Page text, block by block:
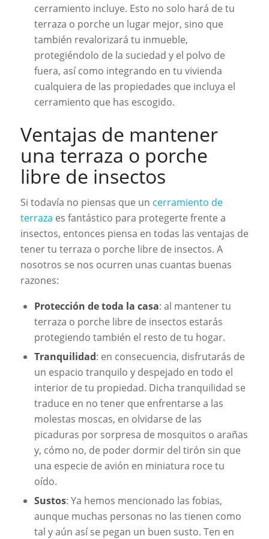
cerramiento incluye. Esto no solo hará de tu
terraza o porche un lugar mejor, sino que
también revalorizará tu inmueble,
protegiéndolo de la suciedad y el polvo de
fuera, así como integrando en tu vivienda
cualquiera de las propiedades que incluya el
cerramiento que has escogido.
Ventajas de mantener
una terraza o porche
libre de insectos
Si todavía no piensas que un cerramiento de
terraza es fantástico para protegerte frente a
insectos, entonces piensa en todas las ventajas de
tener tu terraza o porche libre de insectos. A
nosotros se nos ocurren unas cuantas buenas
razones:
Protección de toda la casa: al mantener tu
terraza o porche libre de insectos estarás
protegiendo también el resto de tu hogar.
Tranquilidad: en consecuencia, disfrutarás de
un espacio tranquilo y despejado en todo el
interior de tu propiedad. Dicha tranquilidad se
traduce en no tener que enfrentarse a las
molestas moscas, en olvidarse de las
picaduras por sorpresa de mosquitos o arañas
y, cómo no, de poder dormir del tirón sin que
una especie de avión en miniatura roce tu
oído.
Sustos: Ya hemos mencionado las fobias,
aunque muchas personas no las tienen como
tal y aún así se pegan un buen susto. Ten en